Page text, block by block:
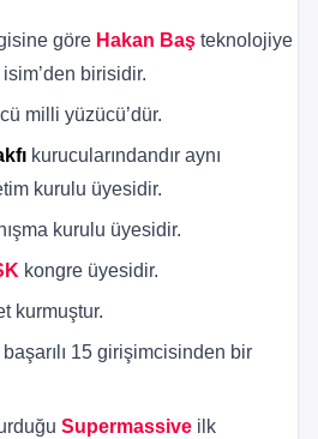
göre Hakan Baş teknolojiye
birisidir.
milli yüzücü’dür.
kurucularındandır aynı
kurulu üyesidir.
kurulu üyesidir.
kongre üyesidir.
kurmuştur.
15 girişimcisinden bir
Supermassive ilk